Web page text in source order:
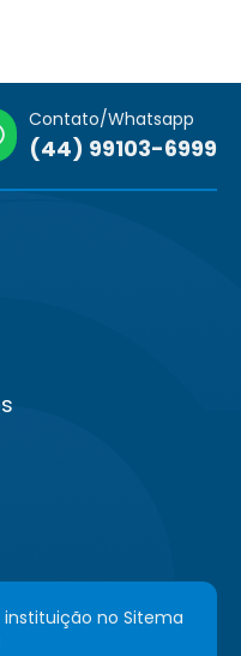
Contato/Whatsapp
(44) 99103-6999
no Sitema